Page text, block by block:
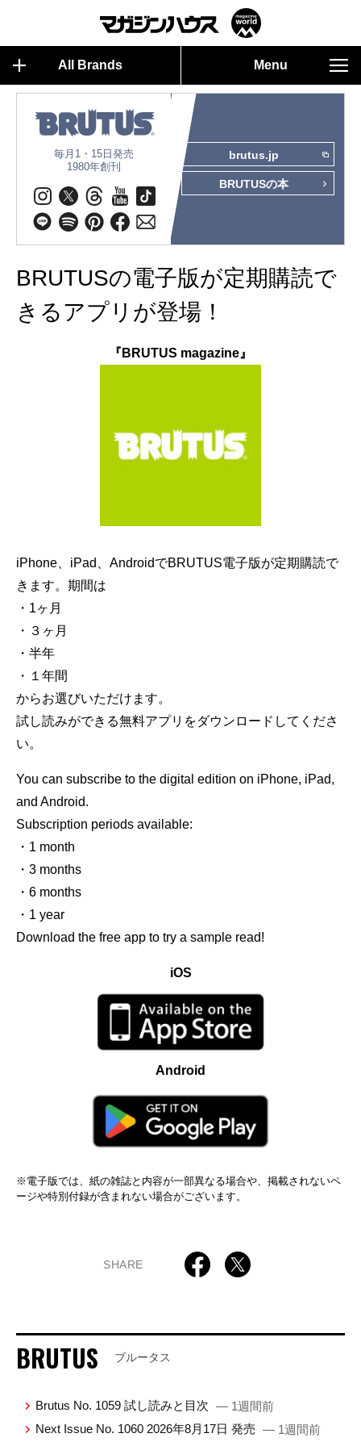
All Brands Menu
毎月1・15日発売
1980年創刊
brutus.jp
BRUTUSの本
BRUTUSの電子版が定期購読で
きるアプリが登場！
『BRUTUS magazine』
iPhone、iPad、AndroidでBRUTUS電子版が定期購読で
きます。期間は
・1ヶ月
・３ヶ月
・半年
・１年間
からお選びいただけます。
試し読みができる無料アプリをダウンロードしてくださ
い。
You can subscribe to the digital edition on iPhone, iPad,
and Android.
Subscription periods available:
・1 month
・3 months
・6 months
・1 year
Download the free app to try a sample read!
iOS
Android
※電子版では、紙の雑誌と内容が一部異なる場合や、掲載されないペ
ージや特別付録が含まれない場合がございます。
SHARE
BRUTUS ブルータス
Brutus No. 1059 試し読みと目次 — 1週間前
Next Issue No. 1060 2026年8月17日 発売 — 1週間前